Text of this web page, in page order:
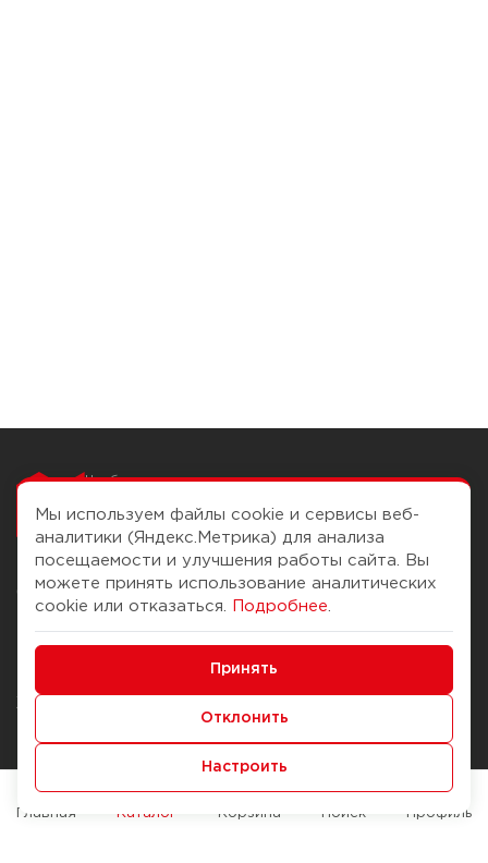
Чтобы вам легко
О компании
История Компании
Журнал
Наши марки
Брендирование
Помощь
Доставка и оплата
Способы оплаты
Служба контроля качества
Мы используем файлы cookie и сервисы веб-
аналитики (Яндекс.Метрика) для анализа
посещаемости и улучшения работы сайта. Вы
можете принять использование аналитических
cookie или отказаться.
Подробнее
Принять
Отклонить
Настроить
Главная Каталог Корзина Поиск Профиль